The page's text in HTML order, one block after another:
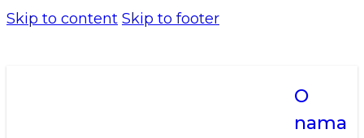
Skip to content Skip to footer
O
nama